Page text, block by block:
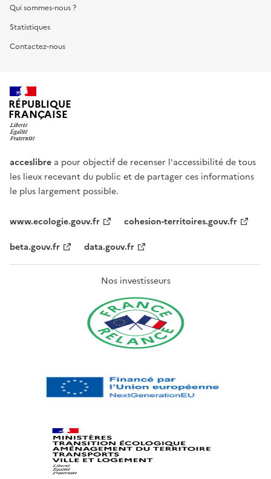
Qui sommes-nous ?
Statistiques
Contactez-nous
RÉPUBLIQUE
FRANÇAISE
acceslibre a pour objectif de recenser l'accessibilité de tous
les lieux recevant du public et de partager ces informations
le plus largement possible.
www.ecologie.gouv.fr
cohesion-territoires.gouv.fr
beta.gouv.fr
data.gouv.fr
Nos investisseurs